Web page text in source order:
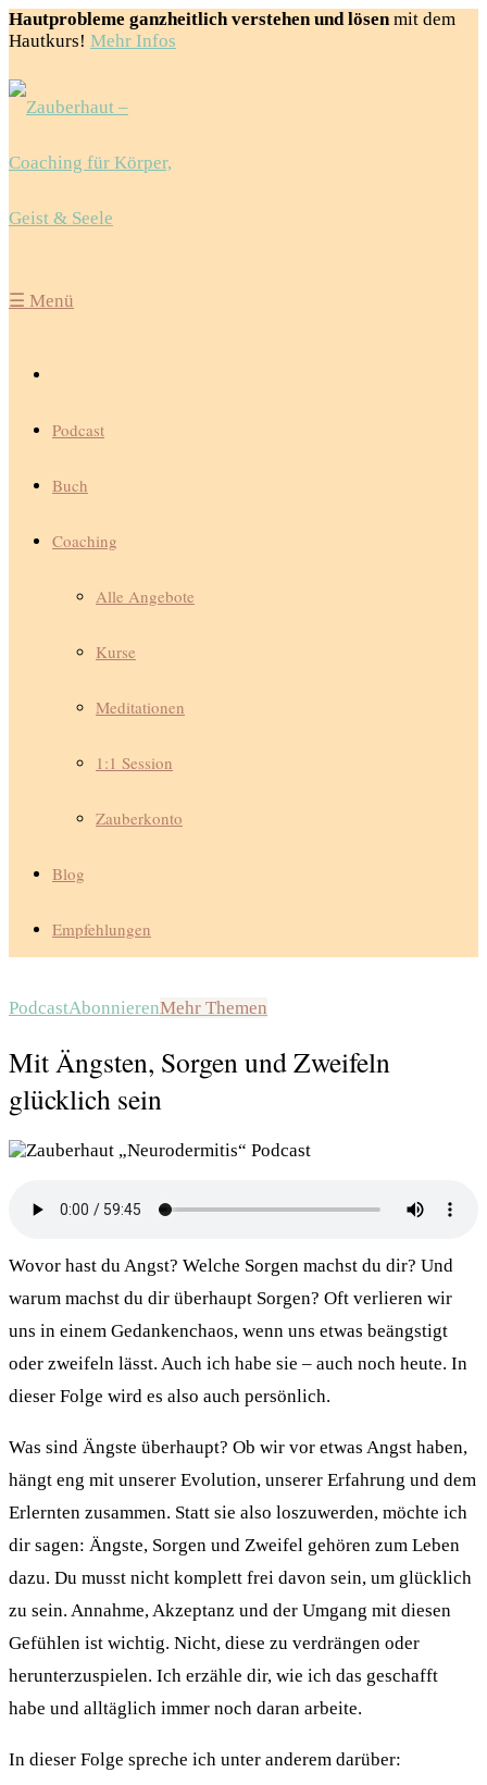
Hautprobleme ganzheitlich verstehen und lösenmit dem
Hautkurs! Mehr Infos
☰ Menü
Podcast
Buch
Coaching
Alle Angebote
Kurse
Meditationen
1:1 Session
Zauberkonto
Blog
Empfehlungen
PodcastAbonnierenMehr Themen
Mit Ängsten, Sorgen und Zweifeln
glücklich sein
Wovor hast du Angst? Welche Sorgen machst du dir? Und
warum machst du dir überhaupt Sorgen? Oft verlieren wir
uns in einem Gedankenchaos, wenn uns etwas beängstigt
oder zweifeln lässt. Auch ich habe sie – auch noch heute. In
dieser Folge wird es also auch persönlich.
Was sind Ängste überhaupt? Ob wir vor etwas Angst haben,
hängt eng mit unserer Evolution, unserer Erfahrung und dem
Erlernten zusammen. Statt sie also loszuwerden, möchte ich
dir sagen: Ängste, Sorgen und Zweifel gehören zum Leben
dazu. Du musst nicht komplett frei davon sein, um glücklich
zu sein. Annahme, Akzeptanz und der Umgang mit diesen
Gefühlen ist wichtig. Nicht, diese zu verdrängen oder
herunterzuspielen. Ich erzähle dir, wie ich das geschafft
habe und alltäglich immer noch daran arbeite.
In dieser Folge spreche ich unter anderem darüber: